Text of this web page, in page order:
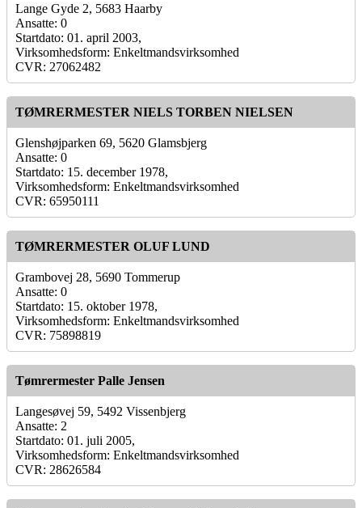
Lange Gyde 2, 5683 Haarby
Ansatte: 0
Startdato: 01. april 2003,
Virksomhedsform: Enkeltmandsvirksomhed
CVR: 27062482
TØMRERMESTER NIELS TORBEN NIELSEN
Glenshøjparken 69, 5620 Glamsbjerg
Ansatte: 0
Startdato: 15. december 1978,
Virksomhedsform: Enkeltmandsvirksomhed
CVR: 65950111
TØMRERMESTER OLUF LUND
Grambovej 28, 5690 Tommerup
Ansatte: 0
Startdato: 15. oktober 1978,
Virksomhedsform: Enkeltmandsvirksomhed
CVR: 75898819
Tømrermester Palle Jensen
Langesøvej 59, 5492 Vissenbjerg
Ansatte: 2
Startdato: 01. juli 2005,
Virksomhedsform: Enkeltmandsvirksomhed
CVR: 28626584